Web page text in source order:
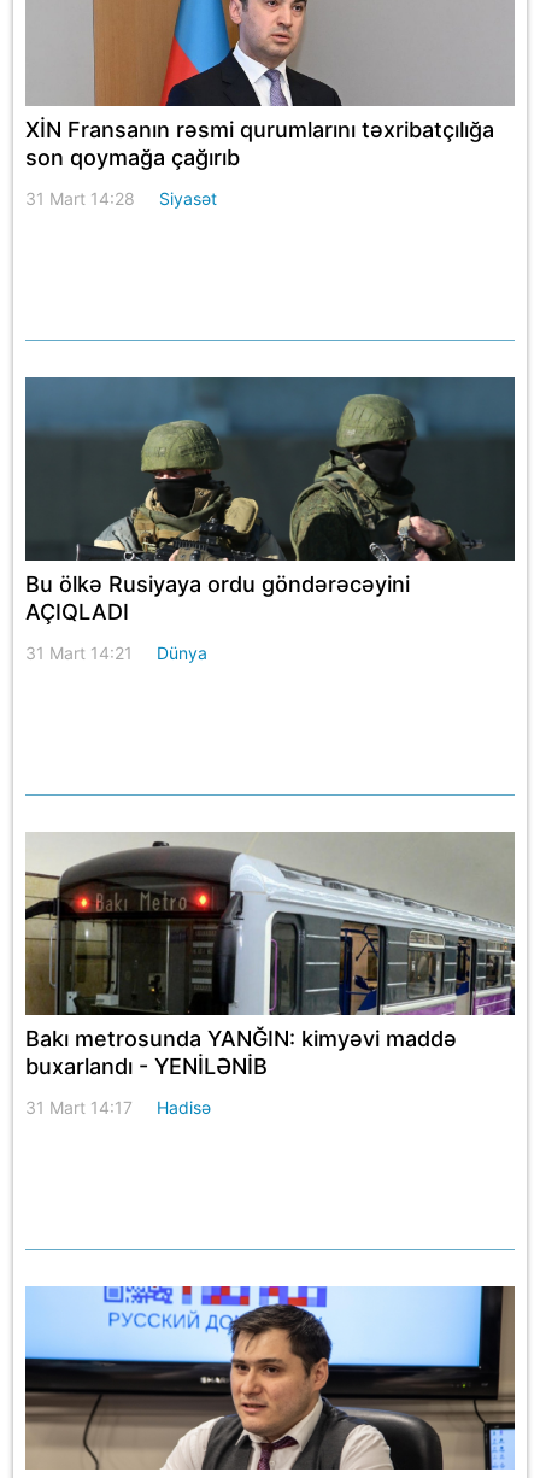
XİN Fransanın rəsmi qurumlarını təxribatçılığa
son qoymağa çağırıb
31 Mart 14:28 Siyasət
Bu ölkə Rusiyaya ordu göndərəcəyini
AÇIQLADI
31 Mart 14:21 Dünya
Bakı metrosunda YANĞIN: kimyəvi maddə
buxarlandı - YENİLƏNİB
31 Mart 14:17 Hadisə